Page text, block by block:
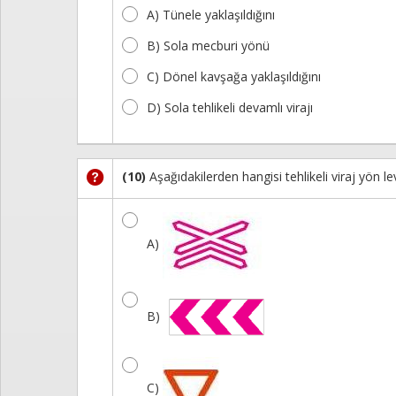
A) Tünele yaklaşıldığını
B) Sola mecburi yönü
C) Dönel kavşağa yaklaşıldığını
D) Sola tehlikeli devamlı virajı
(10) Aşağıdakilerden hangisi tehlikeli viraj yön
A)
B)
C)